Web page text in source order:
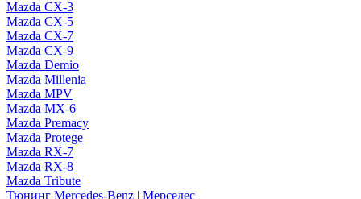
Mazda CX-3
Mazda CX-5
Mazda CX-7
Mazda CX-9
Mazda Demio
Mazda Millenia
Mazda MPV
Mazda MX-6
Mazda Premacy
Mazda Protege
Mazda RX-7
Mazda RX-8
Mazda Tribute
Тюнинг Mercedes-Benz | Мерседес